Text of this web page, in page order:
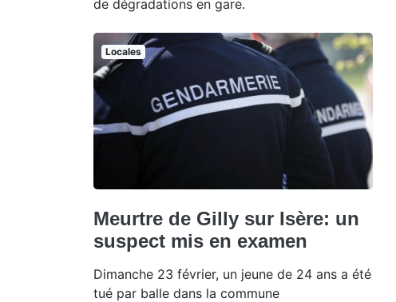
de dégradations en gare.
Locales
Meurtre de Gilly sur Isère: un
suspect mis en examen
Dimanche 23 février, un jeune de 24 ans a été
tué par balle dans la commune